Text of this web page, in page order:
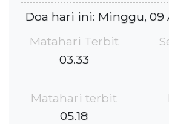
Doa hari ini: Minggu, 09
Matahari Terbit
03.33
Matahari terbit
05.18